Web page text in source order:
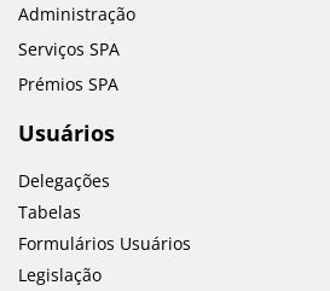
Administração
Serviços SPA
Prémios SPA
Usuários
Delegações
Tabelas
Formulários Usuários
Legislação